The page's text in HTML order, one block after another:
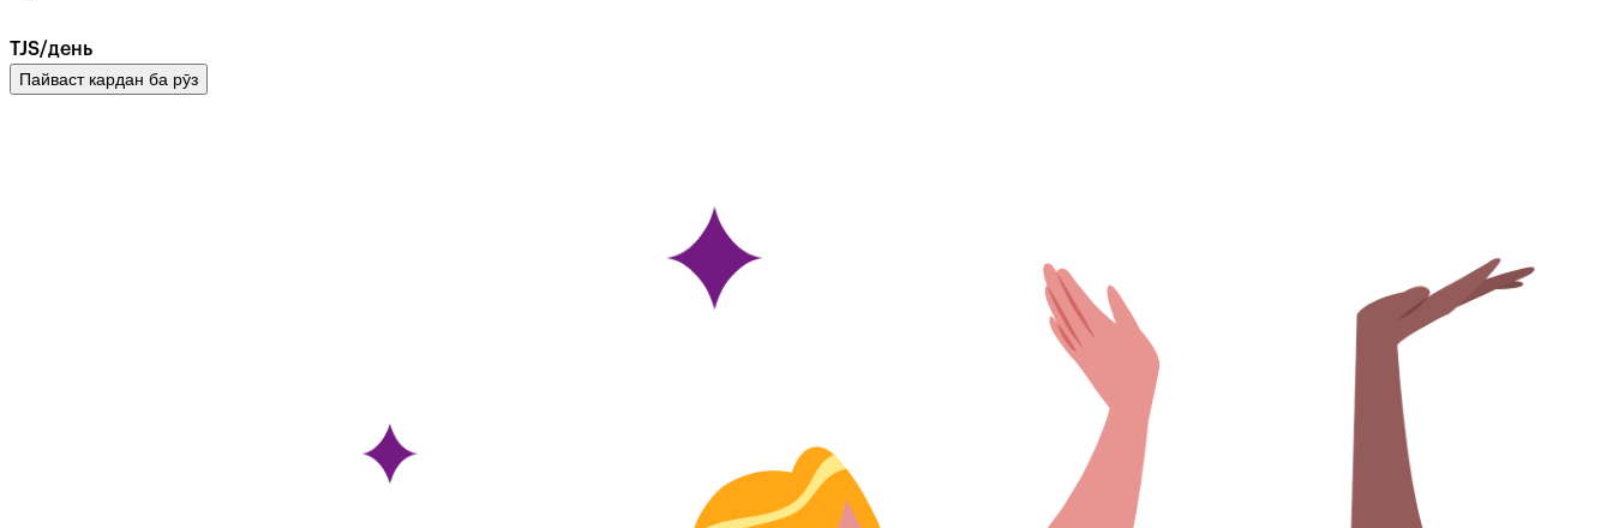
TJS/день
Пайваст кардан ба рӯз